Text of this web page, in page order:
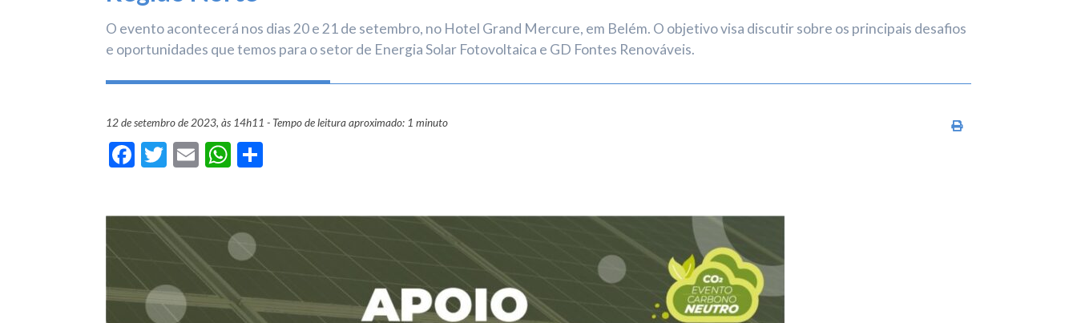
O evento acontecerá nos dias 20 e 21 de setembro, no Hotel Grand Mercure, em Belém. O objetivo visa discutir sobre os principais desafios
e oportunidades que temos para o setor de Energia Solar Fotovoltaica e GD Fontes Renováveis.
Imprimir conteúdo
12 de setembro de 2023, às 14h11 - Tempo de leitura aproximado: 1 minuto
Facebook
Twitter
EmailWhatsApp